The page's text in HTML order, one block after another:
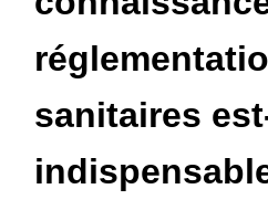
sanitaires